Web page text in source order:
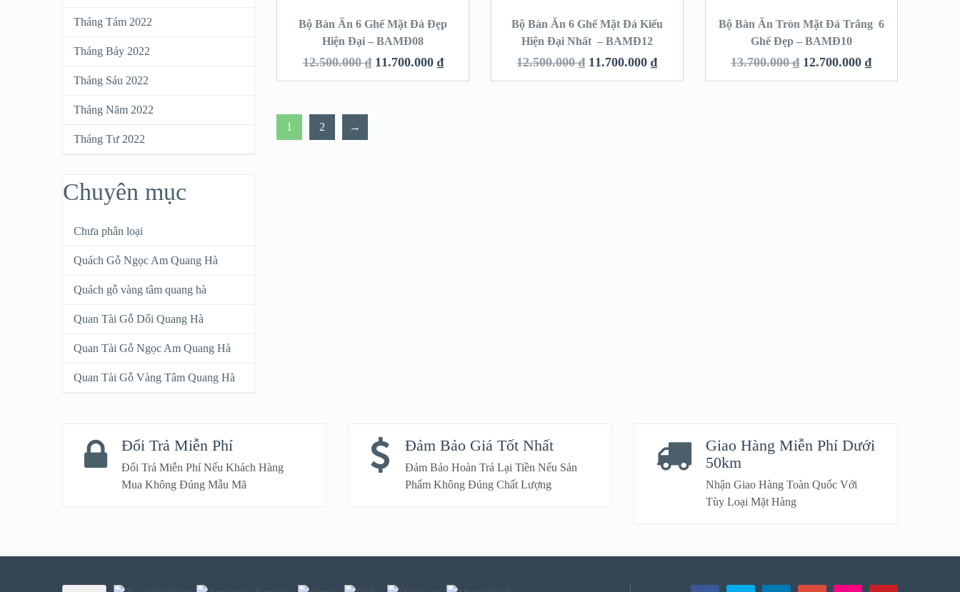
SALE!
Bộ Bàn Ăn 6 Ghế Mặt Đá Đẹp
Hiện Đại – BAMĐ08
12.500.000₫ 11.700.000 ₫
SALE!
Bộ Bàn Ăn 6 Ghế Mặt Đá Kiểu
Hiện Đại Nhất – BAMĐ12
12.500.000₫ 11.700.000₫
SALE!
Bộ Bàn Ăn Tròn Mặt Đá Trắng 6
Ghế Đẹp – BAMĐ10
13.700.000₫ 12.700.000₫
1 2 →
Tháng Tám 2022
Tháng Bảy 2022
Tháng Sáu 2022
Tháng Năm 2022
Tháng Tư 2022
Chuyên mục
Chưa phân loại
Quách Gỗ Ngọc Am Quang Hà
Quách gỗ vàng tâm quang hà
Quan Tài Gỗ Dổi Quang Hà
Quan Tài Gỗ Ngọc Am Quang Hà
Quan Tài Gỗ Vàng Tâm Quang Hà
Đổi Trả Miễn Phí
Đổi Trả Miễn Phí Nếu Khách Hàng
Mua Không Đúng Mẫu Mã
Đảm Bảo Giá Tốt Nhất
Đảm Bảo Hoàn Trả Lại Tiền Nếu Sản
Phẩm Không Đúng Chất Lượng
Giao Hàng Miễn Phí Dưới
50km
Nhận Giao Hàng Toàn Quốc Với
Tùy Loại Mặt Hàng